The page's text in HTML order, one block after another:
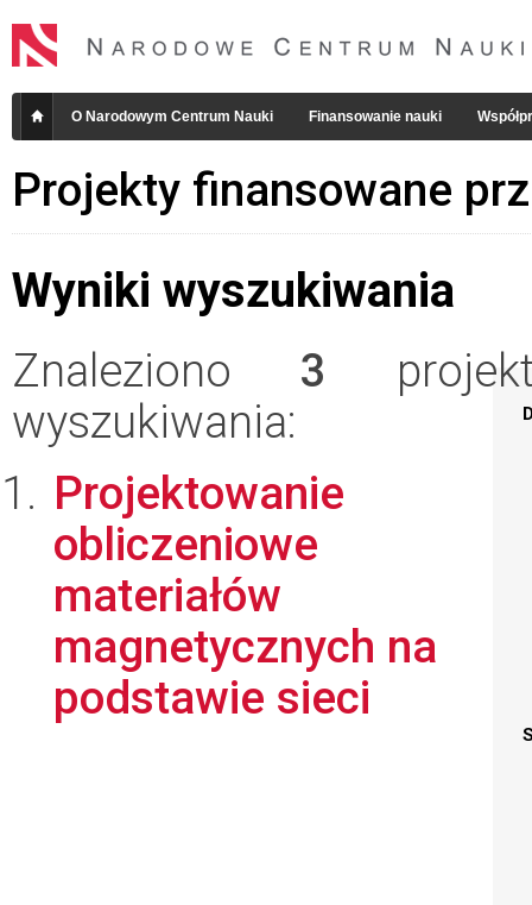
O Narodowym Centrum Nauki Finansowanie nauki
Projekty finansowane
Wyniki wyszukiwania
Znaleziono 3
wyszukiwania:
Projektowanie
obliczeniowe
materiałów
magnetycznych na
podstawie sieci